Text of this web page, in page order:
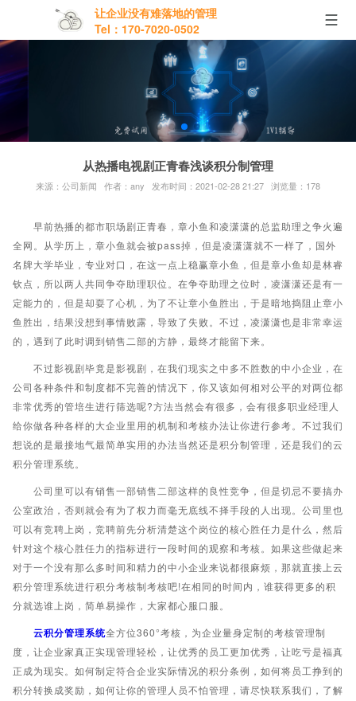
让企业没有难落地的管理
Tel：170-7020-0502
从热播电视剧正青春浅谈积分制管理
来源：公司新闻 作者：any 发布时间：2021-02-28 21:27 浏览量：178
早前热播的都市职场剧正青春，章小鱼和凌潇潇的总监助理之争火遍
全网。从学历上，章小鱼就会被pass掉，但是凌潇潇就不一样了，国外
名牌大学毕业，专业对口，在这一点上稳赢章小鱼，但是章小鱼却是林睿
钦点，所以两人共同争夺助理职位。在争夺助理之位时，凌潇潇还是有一
定能力的，但是却耍了心机，为了不让章小鱼胜出，于是暗地捣阻止章小
鱼胜出，结果没想到事情败露，导致了失败。不过，凌潇潇也是非常幸运
的，遇到了此时调到销售二部的方静，最终才能留下来。
不过影视剧毕竟是影视剧，在我们现实之中多不胜数的中小企业，在
公司各种条件和制度都不完善的情况下，你又该如何相对公平的对两位都
非常优秀的管培生进行筛选呢?方法当然会有很多，会有很多职业经理人
给你做各种各样的大企业里用的机制和考核办法让你进行参考。不过我们
想说的是最接地气最简单实用的办法当然还是积分制管理，还是我们的云
积分管理系统。
公司里可以有销售一部销售二部这样的良性竞争，但是切忌不要搞办
公室政治，否则就会有为了权力而毫无底线不择手段的人出现。公司里也
可以有竞聘上岗，竞聘前先分析清楚这个岗位的核心胜任力是什么，然后
针对这个核心胜任力的指标进行一段时间的观察和考核。如果这些做起来
对于一个没有那么多时间和精力的中小企业来说都很麻烦，那就直接上云
积分管理系统进行积分考核制考核吧!在相同的时间内，谁获得更多的积
分就选谁上岗，简单易操作，大家都心服口服。
云积分管理系统全方位360°考核，为企业量身定制的考核管理制
度，让企业家真正实现管理轻松，让优秀的员工更加优秀，让吃亏是福真
正成为现实。如何制定符合企业实际情况的积分条例，如何将员工挣到的
积分转换成奖励，如何让你的管理人员不怕管理，请尽快联系我们，了解